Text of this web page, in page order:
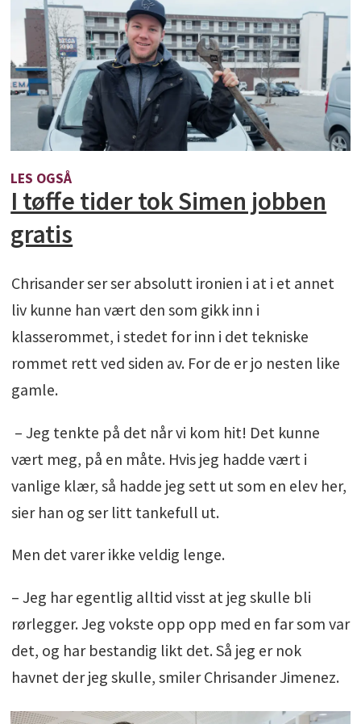
LES OGSÅ
I tøffe tider tok Simen jobben
gratis
Chrisander ser ser absolutt ironien i at i et annet
liv kunne han vært den som gikk inn i
klasserommet, i stedet for inn i det tekniske
rommet rett ved siden av. For de er jo nesten like
gamle.
– Jeg tenkte på det når vi kom hit! Det kunne
vært meg, på en måte. Hvis jeg hadde vært i
vanlige klær, så hadde jeg sett ut som en elev her,
sier han og ser litt tankefull ut.
Men det varer ikke veldig lenge.
– Jeg har egentlig alltid visst at jeg skulle bli
rørlegger. Jeg vokste opp opp med en far som var
det, og har bestandig likt det. Så jeg er nok
havnet der jeg skulle, smiler Chrisander Jimenez.